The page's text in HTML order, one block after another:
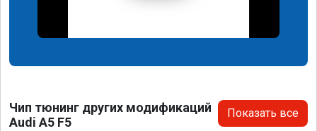
Чип тюнинг других модификаций
Audi A5 F5
Показать все